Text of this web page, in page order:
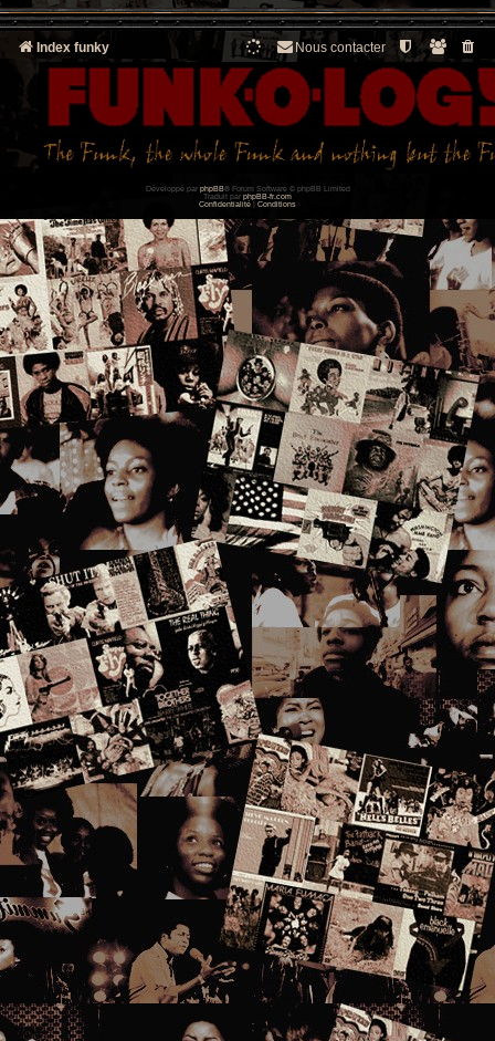
Index funky Nous contacter
Développé par phpBB® Forum Software © phpBB Limited
Traduit par phpBB-fr.com
Confidentialité | Conditions